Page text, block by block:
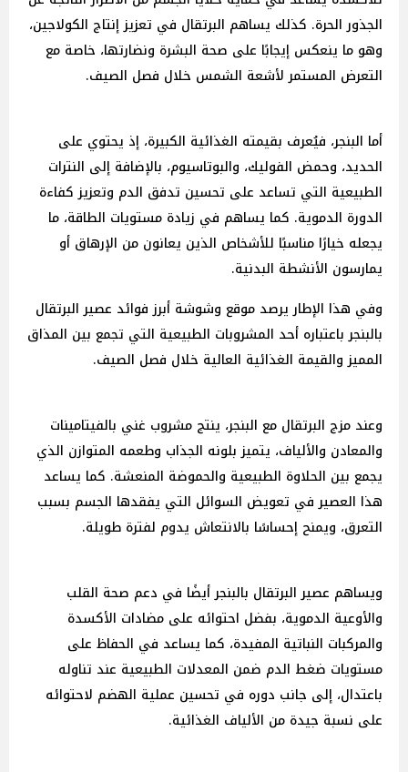
الجذور الحرة. كذلك يساهم البرتقال في تعزيز إنتاج الكولاجين،
وهو ما ينعكس إيجابًا على صحة البشرة ونضارتها، خاصة مع
التعرض المستمر لأشعة الشمس خلال فصل الصيف.
أما البنجر، فيُعرف بقيمته الغذائية الكبيرة، إذ يحتوي على
الحديد، وحمض الفوليك، والبوتاسيوم، بالإضافة إلى النترات
الطبيعية التي تساعد على تحسين تدفق الدم وتعزيز كفاءة
الدورة الدموية. كما يساهم في زيادة مستويات الطاقة، ما
يجعله خيارًا مناسبًا للأشخاص الذين يعانون من الإرهاق أو
يمارسون الأنشطة البدنية.
وفي هذا الإطار يرصد موقع وشوشة أبرز فوائد عصير البرتقال
بالبنجر باعتباره أحد المشروبات الطبيعية التي تجمع بين المذاق
المميز والقيمة الغذائية العالية خلال فصل الصيف.
وعند مزج البرتقال مع البنجر، ينتج مشروب غني بالفيتامينات
والمعادن والألياف، يتميز بلونه الجذاب وطعمه المتوازن الذي
يجمع بين الحلاوة الطبيعية والحموضة المنعشة. كما يساعد
هذا العصير في تعويض السوائل التي يفقدها الجسم بسبب
التعرق، ويمنح إحساسًا بالانتعاش يدوم لفترة طويلة.
ويساهم عصير البرتقال بالبنجر أيضًا في دعم صحة القلب
والأوعية الدموية، بفضل احتوائه على مضادات الأكسدة
والمركبات النباتية المفيدة، كما يساعد في الحفاظ على
مستويات ضغط الدم ضمن المعدلات الطبيعية عند تناوله
باعتدال، إلى جانب دوره في تحسين عملية الهضم لاحتوائه
على نسبة جيدة من الألياف الغذائية.